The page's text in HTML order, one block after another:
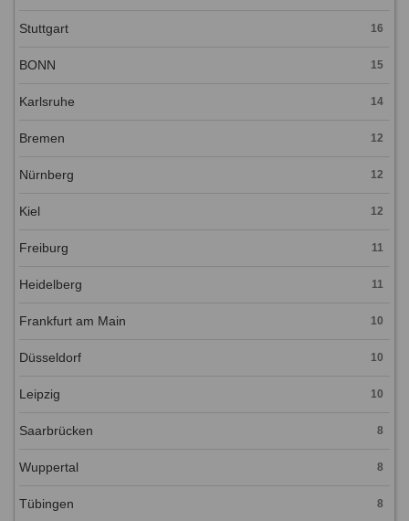
Stuttgart 16
BONN 15
Karlsruhe 14
Bremen 12
Nürnberg 12
Kiel 12
Freiburg 11
Heidelberg 11
Frankfurt am Main 10
Düsseldorf 10
Leipzig 10
Saarbrücken 8
Wuppertal 8
Tübingen 8